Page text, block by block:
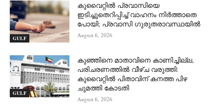
GULF
കുവൈറ്റിൽ പ്രവാസിയെ
ഇടിച്ചുതെറിപ്പിച്ച് വാഹനം നിർത്താതെ
പോയി; പ്രവാസി ഗുരുതരാവസ്ഥയിൽ
August 6, 2026
GULF
കുഞ്ഞിനെ മാതാവിനെ കാണിച്ചില്ല,
പരിചരണത്തിൽ വീഴ്ച വരുത്തി:
കുവൈറ്റിൽ പിതാവിന് കനത്ത പിഴ
ചുമത്തി കോടതി
August 6, 2026